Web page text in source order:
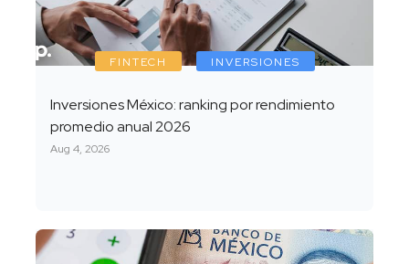
FINTECH INVERSIONES
Inversiones México: ranking por rendimiento
promedio anual 2026
Aug 4, 2026